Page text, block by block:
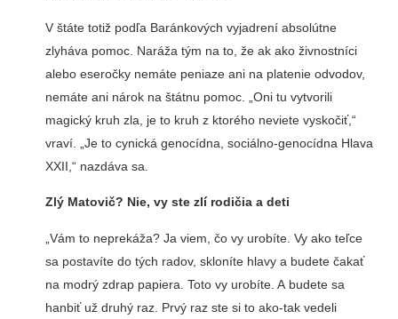
V štáte totiž podľa Baránkových vyjadrení absolútne
zlyháva pomoc. Naráža tým na to, že ak ako živnostníci
alebo eseročky nemáte peniaze ani na platenie odvodov,
nemáte ani nárok na štátnu pomoc. „Oni tu vytvorili
magický kruh zla, je to kruh z ktorého neviete vyskočiť,“
vraví. „Je to cynická genocídna, sociálno-genocídna Hlava
XXII,“ nazdáva sa.
Zlý Matovič? Nie, vy ste zlí rodičia a deti
„Vám to neprekáža? Ja viem, čo vy urobíte. Vy ako teľce
sa postavíte do tých radov, skloníte hlavy a budete čakať
na modrý zdrap papiera. Toto vy urobíte. A budete sa
hanbiť už druhý raz. Prvý raz ste si to ako-tak vedeli